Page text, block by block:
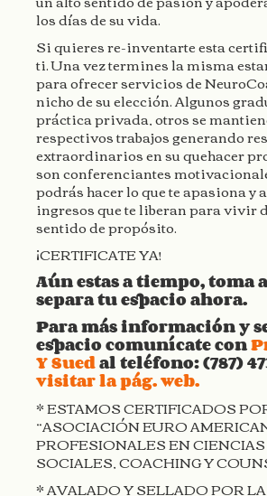
los días de su vida.
Si quieres re-inventarte esta
ti. Una vez termines la misma
para ofrecer servicios de
nicho de su elección. Algunos
práctica privada, otros se
respectivos trabajos generando
extraordinarios en su quehacer
son conferenciantes
podrás hacer lo que te apasiona y
ingresos que te liberan para vivir
sentido de propósito.
¡CERTIFICATE YA!
Aún estas a tiempo, toma
separa tu espacio ahora.
Para más información y
espacio comunícate con
Y Suedal teléfono: (787)
visitar la pág. web.
* ESTAMOS CERTIFICADOS
“ASOCIACIÓN EURO
PROFESIONALES EN
SOCIALES, COACHING Y
* AVALADO Y SELLADO POR LA